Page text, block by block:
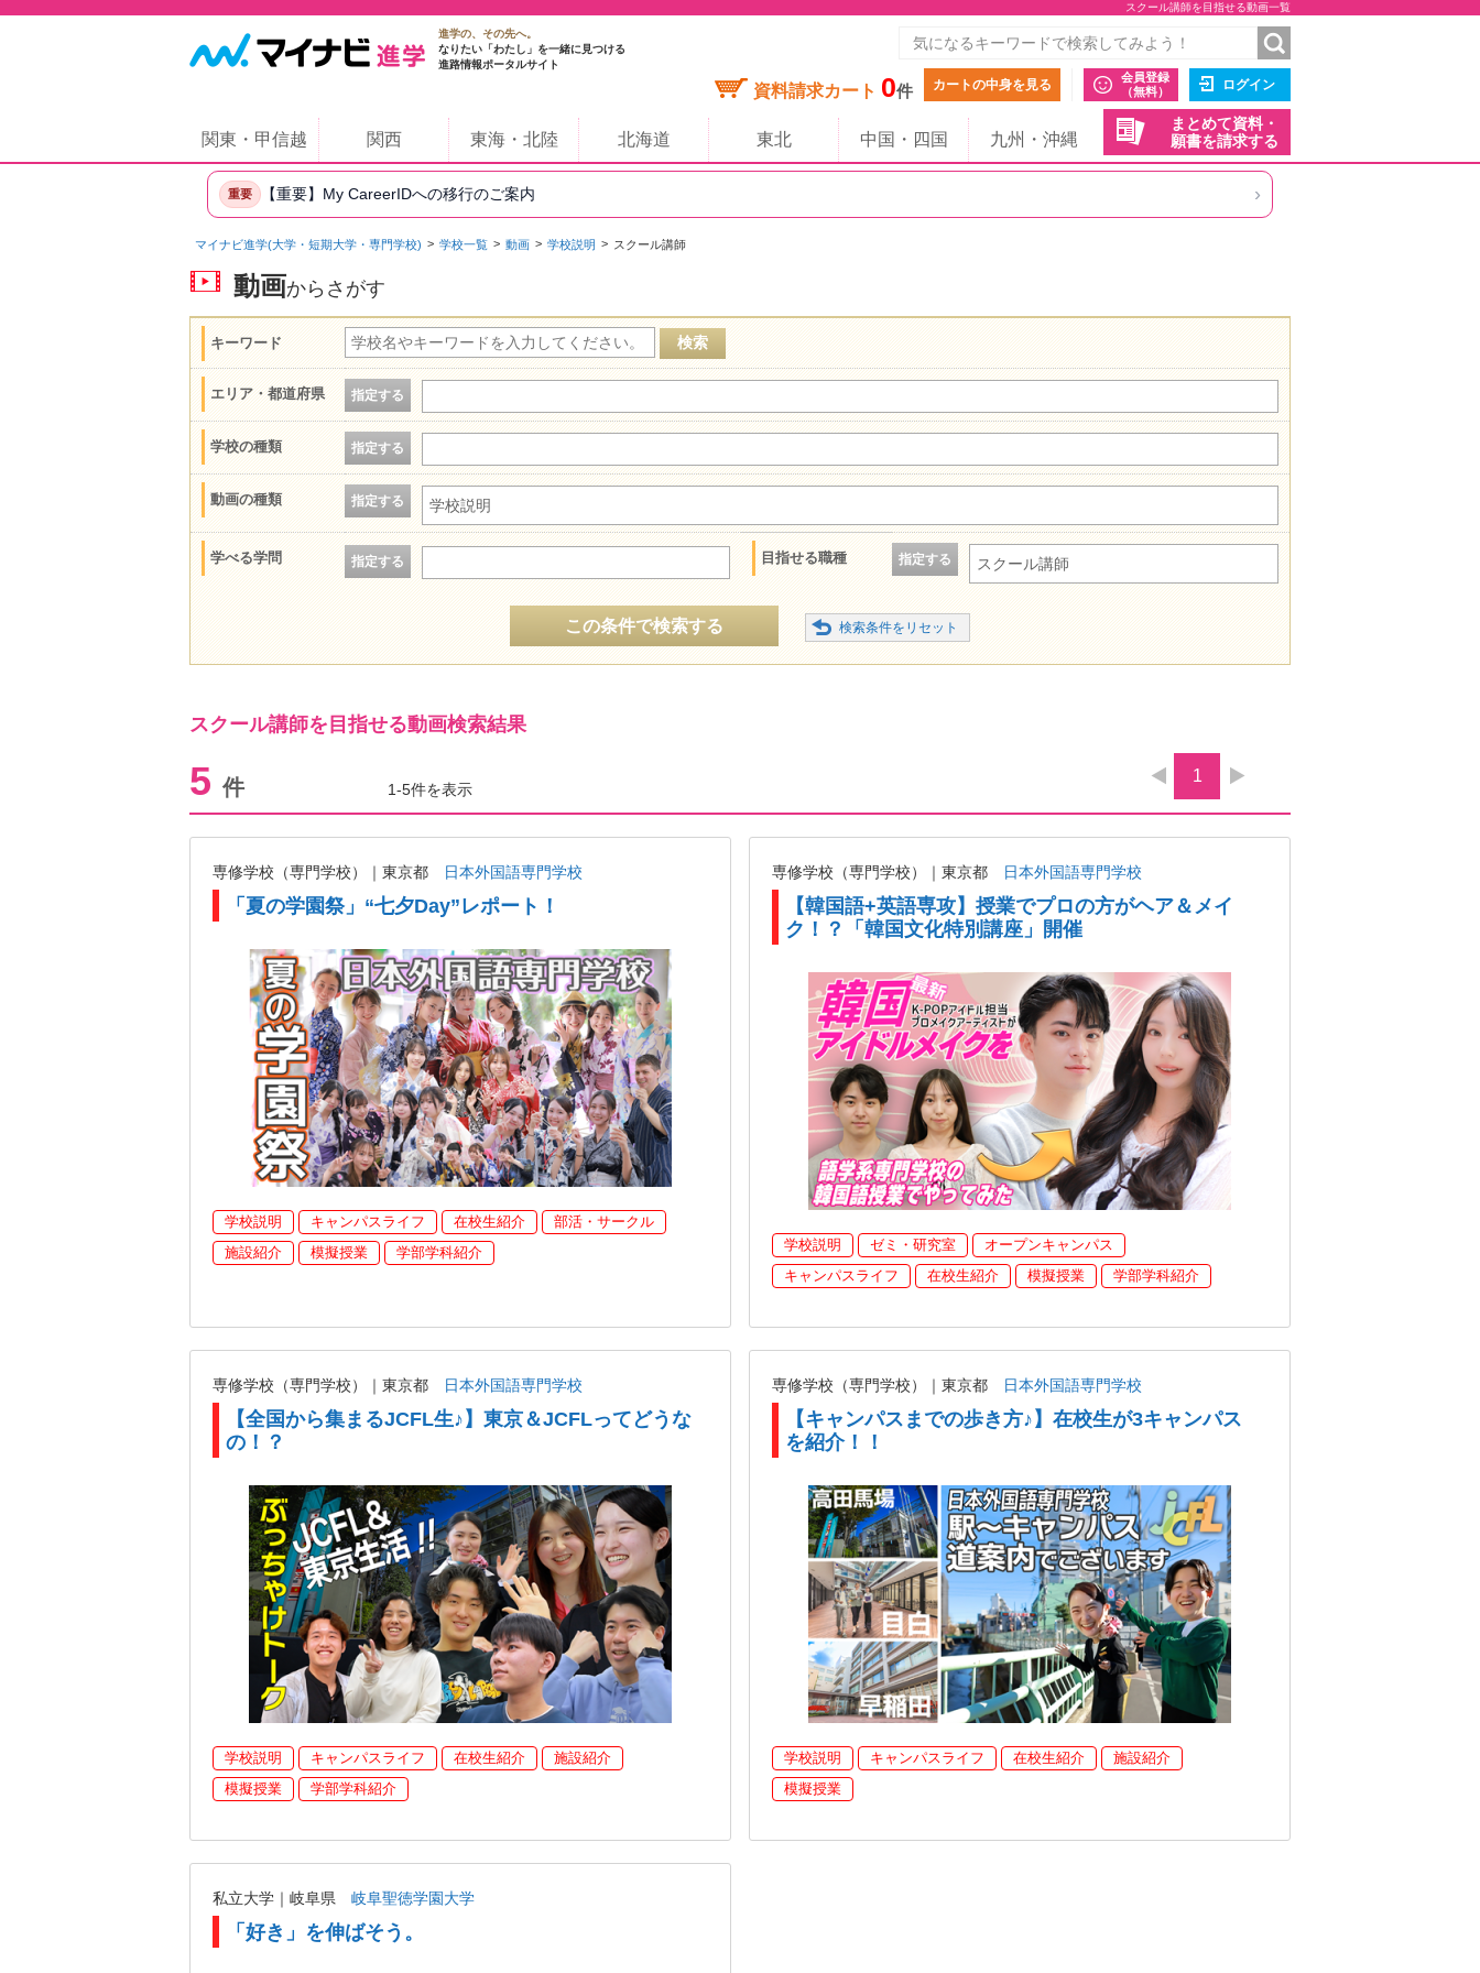
スクール講師を目指せる動画一覧
進学の、その先へ。
なりたい「わたし」を一緒に見つける
進路情報ポータルサイト
資料請求カート 0件 カートの中身を見る
会員登録
（無料）
ログイン
まとめて資料・
願書を請求する
関東・甲信越 関西 東海・北陸 北海道 東北 中国・四国 九州・沖縄
重要 【重要】My CareerIDへの移行のご案内 ›
マイナビ進学(大学・短期大学・専門学校) 学校一覧 動画 学校説明 スクール講師
動画からさがす
キーワード
エリア・都道府県 指定する
学校の種類 指定する
動画の種類 指定する 学校説明
学べる学問 指定する 目指せる職種 指定する スクール講師
この条件で検索する
スクール講師を目指せる動画検索結果
5 件 1-5件を表示
1
専修学校（専門学校）｜東京都 日本外国語専門学校
「夏の学園祭」“七夕Day”レポート！
学校説明 キャンパスライフ 在校生紹介
部活・サークル
施設紹介
模擬授業 学部学科紹介
専修学校（専門学校）｜東京都 日本外国語専門学校
【韓国語+英語専攻】授業でプロの方がヘア＆メイ
ク！？「韓国文化特別講座」開催
学校説明 ゼミ・研究室
オープンキャンパス
キャンパスライフ
在校生紹介 模擬授業 学部学科紹介
専修学校（専門学校）｜東京都 日本外国語専門学校
【全国から集まるJCFL生♪】東京＆JCFLってどうな
の！？
学校説明 キャンパスライフ 在校生紹介
施設紹介
模擬授業
学部学科紹介
専修学校（専門学校）｜東京都 日本外国語専門学校
【キャンパスまでの歩き方♪】在校生が3キャンパス
を紹介！！
学校説明 キャンパスライフ 在校生紹介
施設紹介
模擬授業
私立大学｜岐阜県 岐阜聖徳学園大学
「好き」を伸ばそう。